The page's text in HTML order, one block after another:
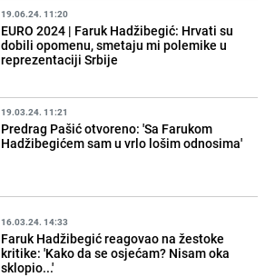
19.06.24. 11:20
EURO 2024 | Faruk Hadžibegić: Hrvati su
dobili opomenu, smetaju mi polemike u
reprezentaciji Srbije
19.03.24. 11:21
Predrag Pašić otvoreno: 'Sa Farukom
Hadžibegićem sam u vrlo lošim odnosima'
16.03.24. 14:33
Faruk Hadžibegić reagovao na žestoke
kritike: 'Kako da se osjećam? Nisam oka
sklopio...'